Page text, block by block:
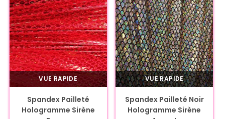
VUE RAPIDE
Spandex Pailleté
Hologramme Sirène
VUE RAPIDE
Spandex Pailleté Noir
Hologramme Sirène